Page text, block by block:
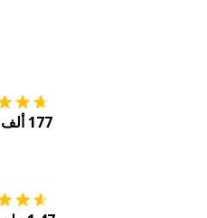
177 ألف تصنيف